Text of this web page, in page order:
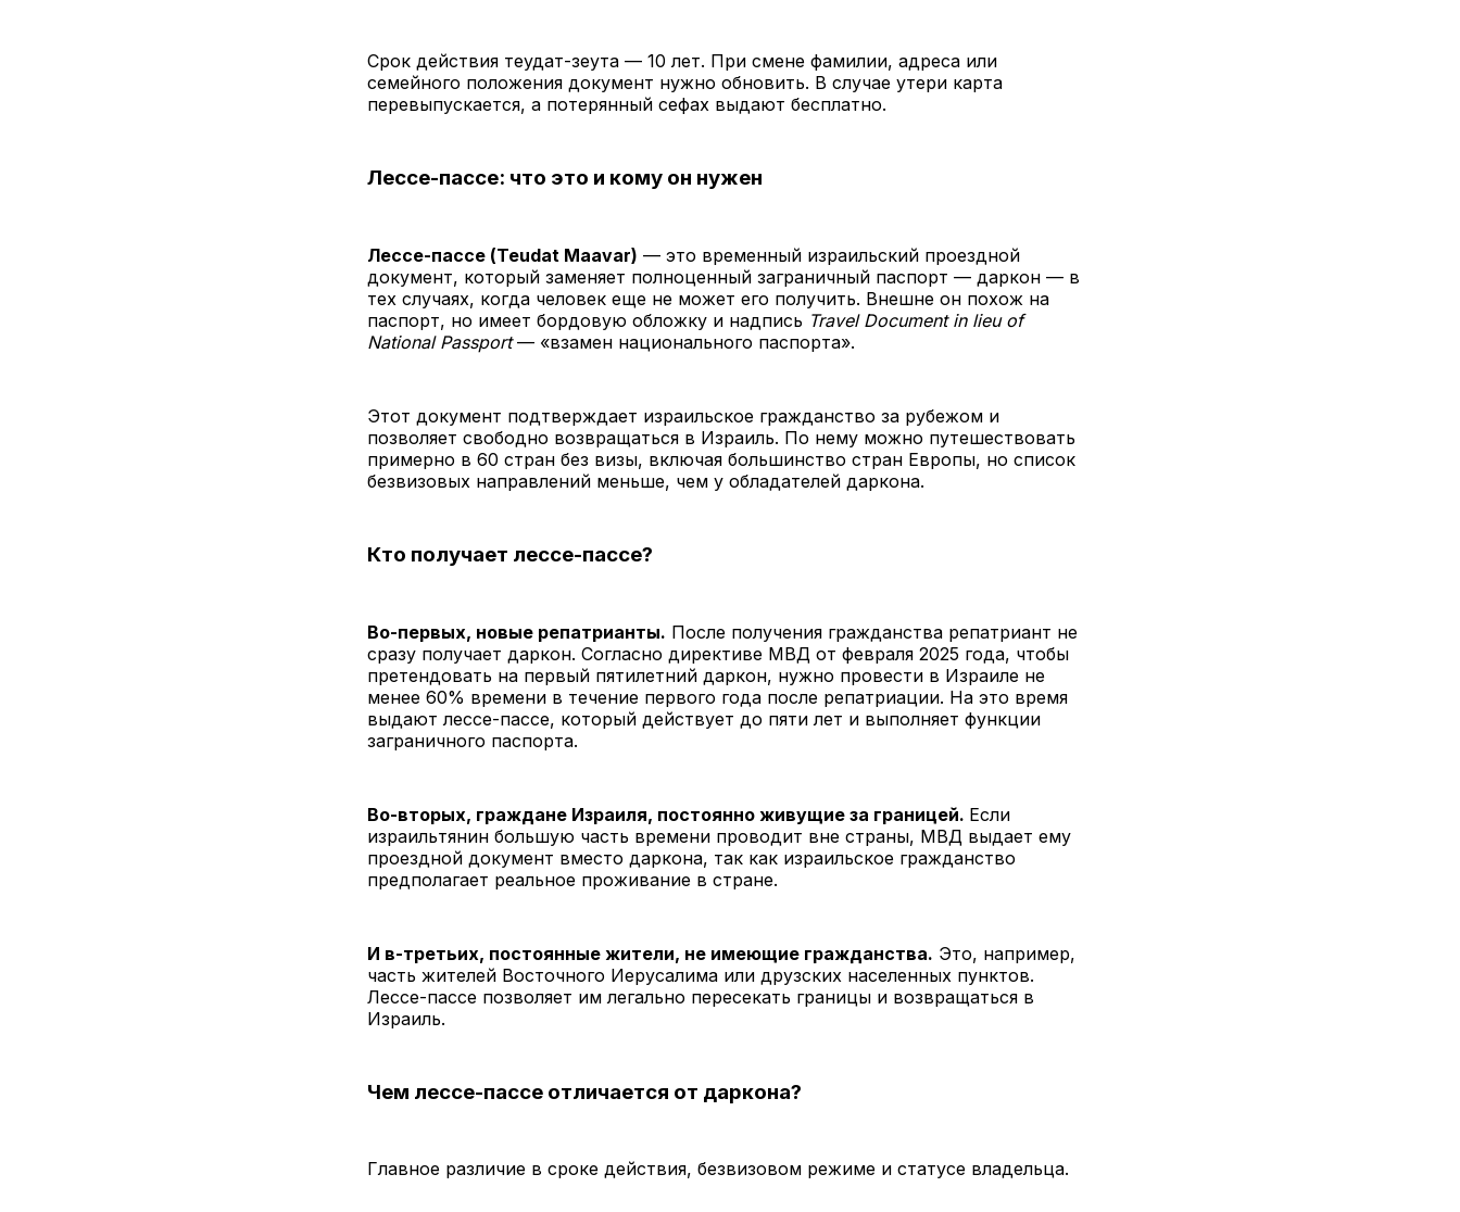
Срок действия теудат-зеута — 10 лет. При смене фамилии, адреса или
семейного положения документ нужно обновить. В случае утери карта
перевыпускается, а потерянный сефах выдают бесплатно.
Лессе-пассе: что это и кому он нужен
Лессе-пассе (Teudat Maavar) — это временный израильский проездной
документ, который заменяет полноценный заграничный паспорт — даркон — в
тех случаях, когда человек еще не может его получить. Внешне он похож на
паспорт, но имеет бордовую обложку и надпись Travel Document in lieu of
National Passport— «взамен национального паспорта».
Этот документ подтверждает израильское гражданство за рубежом и
позволяет свободно возвращаться в Израиль. По нему можно путешествовать
примерно в 60 стран без визы, включая большинство стран Европы, но список
безвизовых направлений меньше, чем у обладателей даркона.
Кто получает лессе-пассе?
Во-первых, новые репатрианты. После получения гражданства репатриант не
сразу получает даркон. Согласно директиве МВД от февраля 2025 года, чтобы
претендовать на первый пятилетний даркон, нужно провести в Израиле не
менее 60% времени в течение первого года после репатриации. На это время
выдают лессе-пассе, который действует до пяти лет и выполняет функции
заграничного паспорта.
Во-вторых, граждане Израиля, постоянно живущие за границей. Если
израильтянин большую часть времени проводит вне страны, МВД выдает ему
проездной документ вместо даркона, так как израильское гражданство
предполагает реальное проживание в стране.
И в-третьих, постоянные жители, не имеющие гражданства. Это, например,
часть жителей Восточного Иерусалима или друзских населенных пунктов.
Лессе-пассе позволяет им легально пересекать границы и возвращаться в
Израиль.
Чем лессе-пассе отличается от даркона?
Главное различие в сроке действия, безвизовом режиме и статусе владельца.